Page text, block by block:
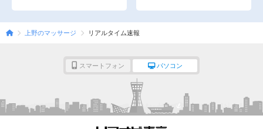
こだわり条件を変更
閉じる
上野のマッサージ リアルタイム速報
スマートフォン パソコン